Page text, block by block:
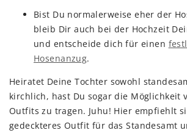
Bist Du normalerweise eher der
bleib Dir auch bei der Hochzeit
und entscheide dich für einen
Hosenanzug.
Heiratet Deine Tochter sowohl
kirchlich, hast Du sogar die Möglichkeit
Outfits zu tragen. Juhu! Hier empfiehlt
gedeckteres Outfit für das Standesamt